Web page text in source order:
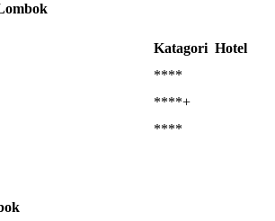
Katagori Hotel
****
****+
****